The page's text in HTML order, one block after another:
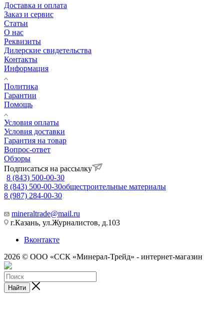
Доставка и оплата
Заказ и сервис
Статьи
О нас
Реквизиты
Дилерские свидетельства
Контакты
Информация
Политика
Гарантии
Помощь
Условия оплаты
Условия доставки
Гарантия на товар
Вопрос-ответ
Обзоры
Подписаться на рассылку
8 (843) 500-00-30
8 (843) 500-00-30общестроительные материалы
8 (987) 284-00-30
mineraltrade@mail.ru
г.Казань, ул.Журналистов, д.103
Вконтакте
2026 © ООО «ССК «Минерал-Трейд» - интернет-магазин
Найти